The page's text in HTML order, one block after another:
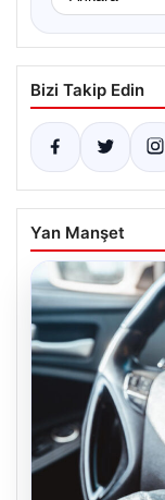
Bizi Takip Edin
Yan Manşet